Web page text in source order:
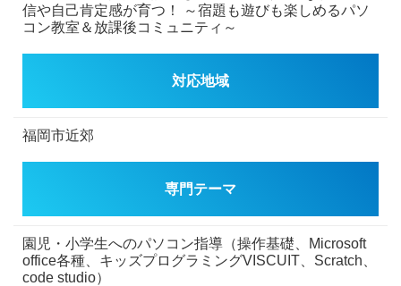
信や自己肯定感が育つ！
～宿題も遊びも楽しめるパソ
コン教室＆放課後コミュニティ～
対応地域
福岡市近郊
専門テーマ
園児・小学生へのパソコン指導（操作基礎、Microsoft
office各種、キッズプログラミングVISCUIT、Scratch、
code studio）